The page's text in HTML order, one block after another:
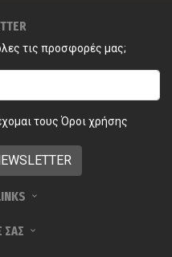
τις προσφορές μας;
τους Όροι χρήσης
ΣΑΣ